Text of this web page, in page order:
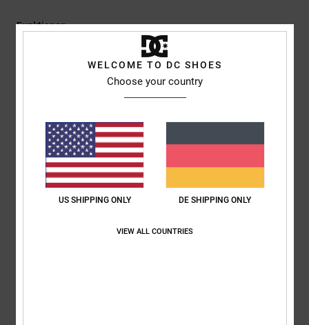
Funktionen
Materialzusammensetzung:75 % Baumwolle, 25 %
recycelter Baumwolljersey [200 g/m²]
Standard Fit
Enzym-Waschung
Plastisol-Print auf der Brust
Siebdruck-Nackenlabel
Clip-Label am Saum
Zusammensetzung[Hauptstoff] 75 % Baumwolle, 25 % recycelte
WELCOME TO DC SHOES
Choose your country
US SHIPPING ONLY DE SHIPPING ONLY
VIEW ALL COUNTRIES